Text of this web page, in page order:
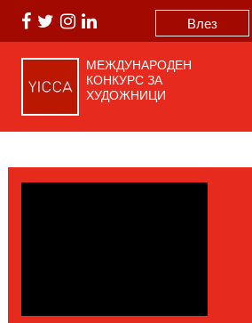
Влез
МЕЖДУНАРОДЕН
КОНКУРС ЗА
ХУДОЖНИЦИ